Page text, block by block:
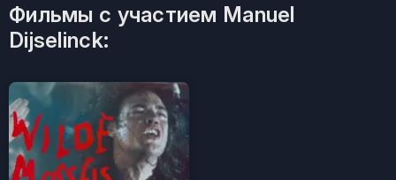
Фильмы с участием Manuel
Dijselinck: